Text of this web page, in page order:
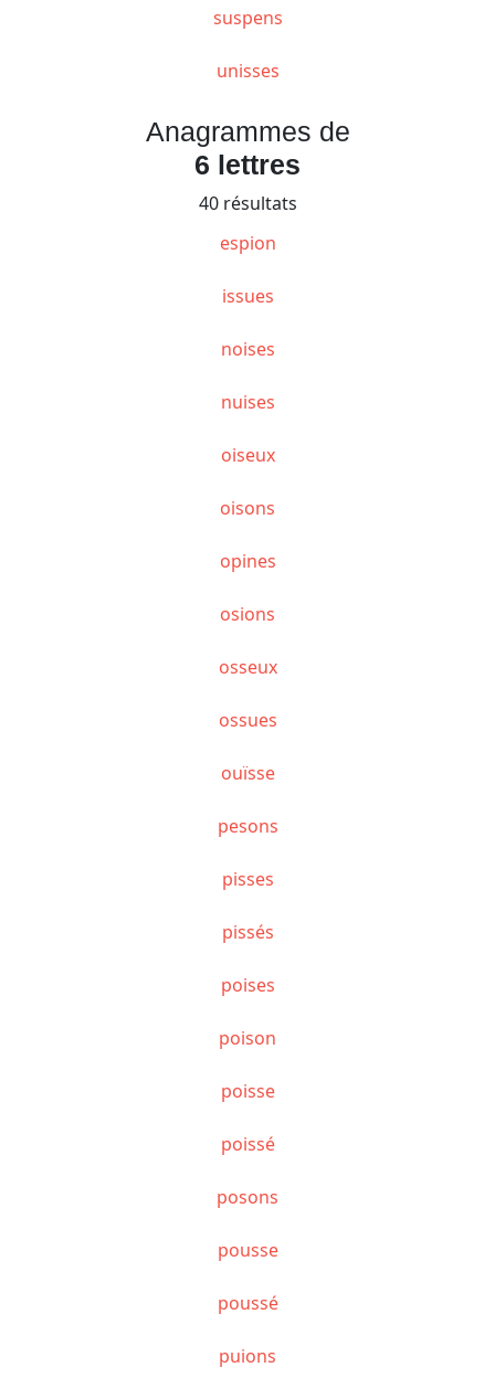
suspens
unisses
Anagrammes de
6 lettres
40 résultats
espion
issues
noises
nuises
oiseux
oisons
opines
osions
osseux
ossues
ouïsse
pesons
pisses
pissés
poises
poison
poisse
poissé
posons
pousse
poussé
puions